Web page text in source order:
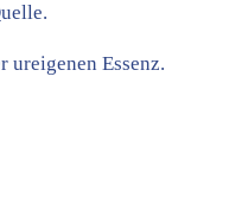
ureigenen Essenz.